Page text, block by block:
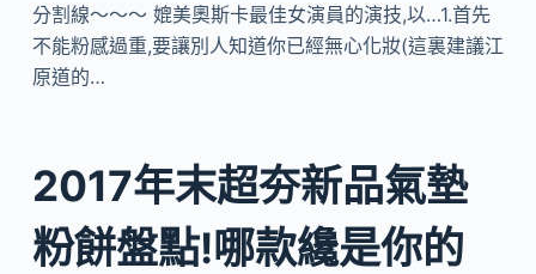
分割線～～～ 媲美奧斯卡最佳女演員的演技,以…1.首先
不能粉感過重,要讓別人知道你已經無心化妝(這裏建議江
原道的…
2017年末超夯新品氣墊
粉餅盤點!哪款纔是你的